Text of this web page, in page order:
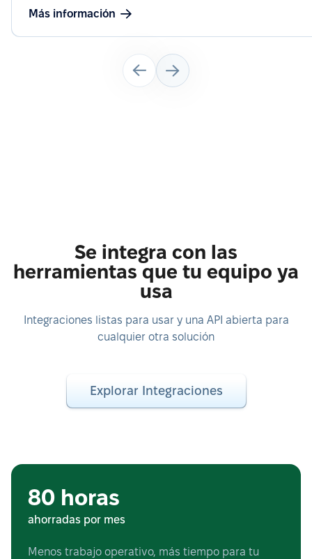
Más información
Se integra con las
herramientas que tu equipo ya
usa
Integraciones listas para usar y una API abierta para
cualquier otra solución
Explorar Integraciones
80 horas
ahorradas por mes
Menos trabajo operativo, más tiempo para tu